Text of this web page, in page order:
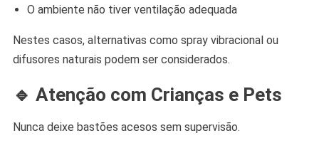
O ambiente não tiver ventilação adequada
Nestes casos, alternativas como spray vibracional ou
difusores naturais podem ser considerados.
🔹 Atenção com Crianças e Pets
Nunca deixe bastões acesos sem supervisão.